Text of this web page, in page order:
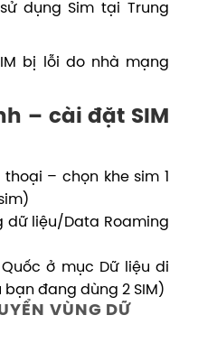
dụng Sim tại Trung
bị lỗi do nhà mạng
– cài đặt SIM
thoại – chọn khe sim 1
dữ liệu/Data Roaming
Quốc ở mục Dữ liệu di
đang dùng 2 SIM)
VÙNG DỮ